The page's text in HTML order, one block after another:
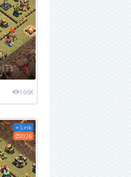
166K
+ Link
2026